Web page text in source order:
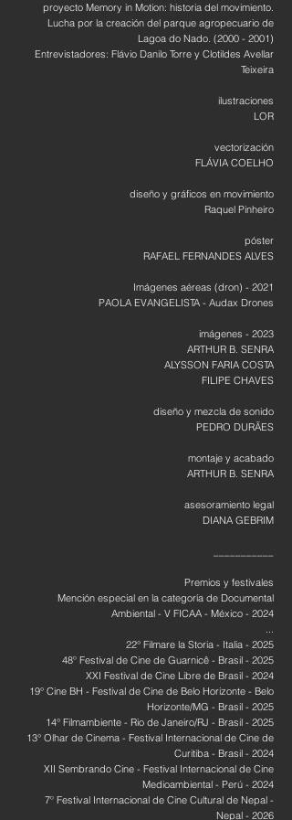
proyecto Memory in Motion: historia del movimiento.
Lucha por la creación del parque agropecuario de
Lagoa do Nado. (2000 - 2001)
Entrevistadores: Flávio Danilo Torre y Clotildes Avellar
Teixeira
ilustraciones
LOR
vectorización
FLÁVIA COELHO
diseño y gráficos en movimiento
Raquel Pinheiro
póster
RAFAEL FERNANDES ALVES
Imágenes aéreas (dron) - 2021
PAOLA EVANGELISTA - Audax Drones
imágenes - 2023
ARTHUR B. SENRA
ALYSSON FARIA COSTA
FILIPE CHAVES
diseño y mezcla de sonido
PEDRO DURÃES
montaje y acabado
ARTHUR B. SENRA
asesoramiento legal
DIANA GEBRIM
Premios y festivales
Mención especial en la categoría de Documental
Ambiental - V FICAA - México - 2024
...
22° Filmare la Storia - Italia - 2025
48º Festival de Cine de Guarnicê - Brasil - 2025
XXI Festival de Cine Libre de Brasil - 2024
19° Cine BH - Festival de Cine de Belo Horizonte - Belo
Horizonte/MG - Brasil - 2025
14° Filmambiente - Rio de Janeiro/RJ - Brasil - 2025
13° Olhar de Cinema - Festival Internacional de Cine de
Curitiba - Brasil - 2024
XII Sembrando Cine - Festival Internacional de Cine
Medioambiental - Perú - 2024
7º Festival Internacional de Cine Cultural de Nepal -
Nepal - 2026